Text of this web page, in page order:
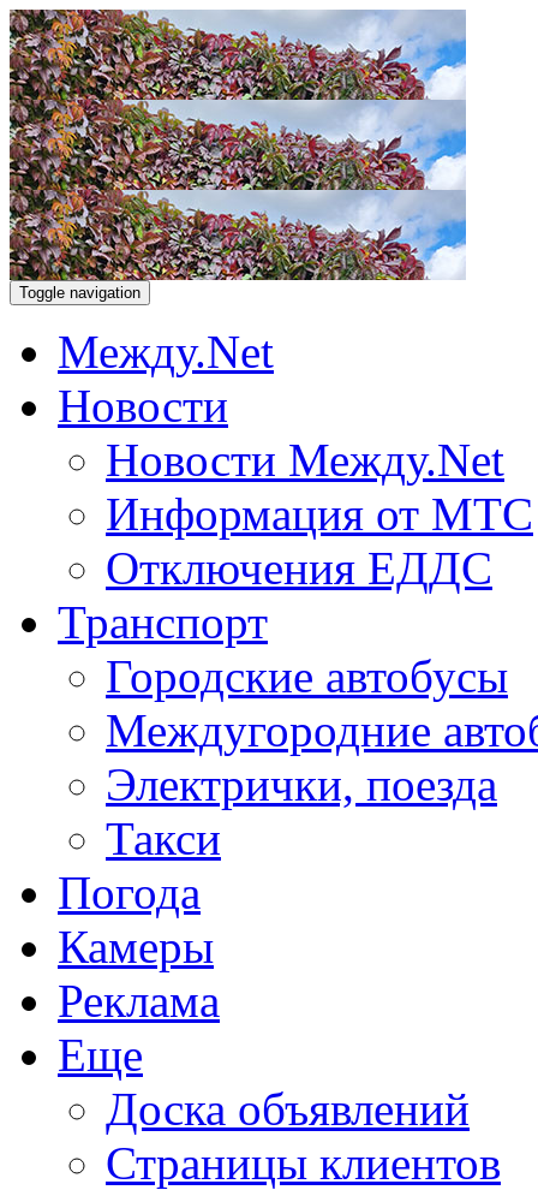
Toggle navigation
Между.Net
Новости
Новости Между.Net
Информация от МТС
Отключения ЕДДС
Транспорт
Городские автобусы
Междугородние
Электрички, поезда
Такси
Погода
Камеры
Реклама
Еще
Доска объявлений
Страницы клиентов